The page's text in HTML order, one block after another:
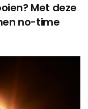
Met deze
no-time